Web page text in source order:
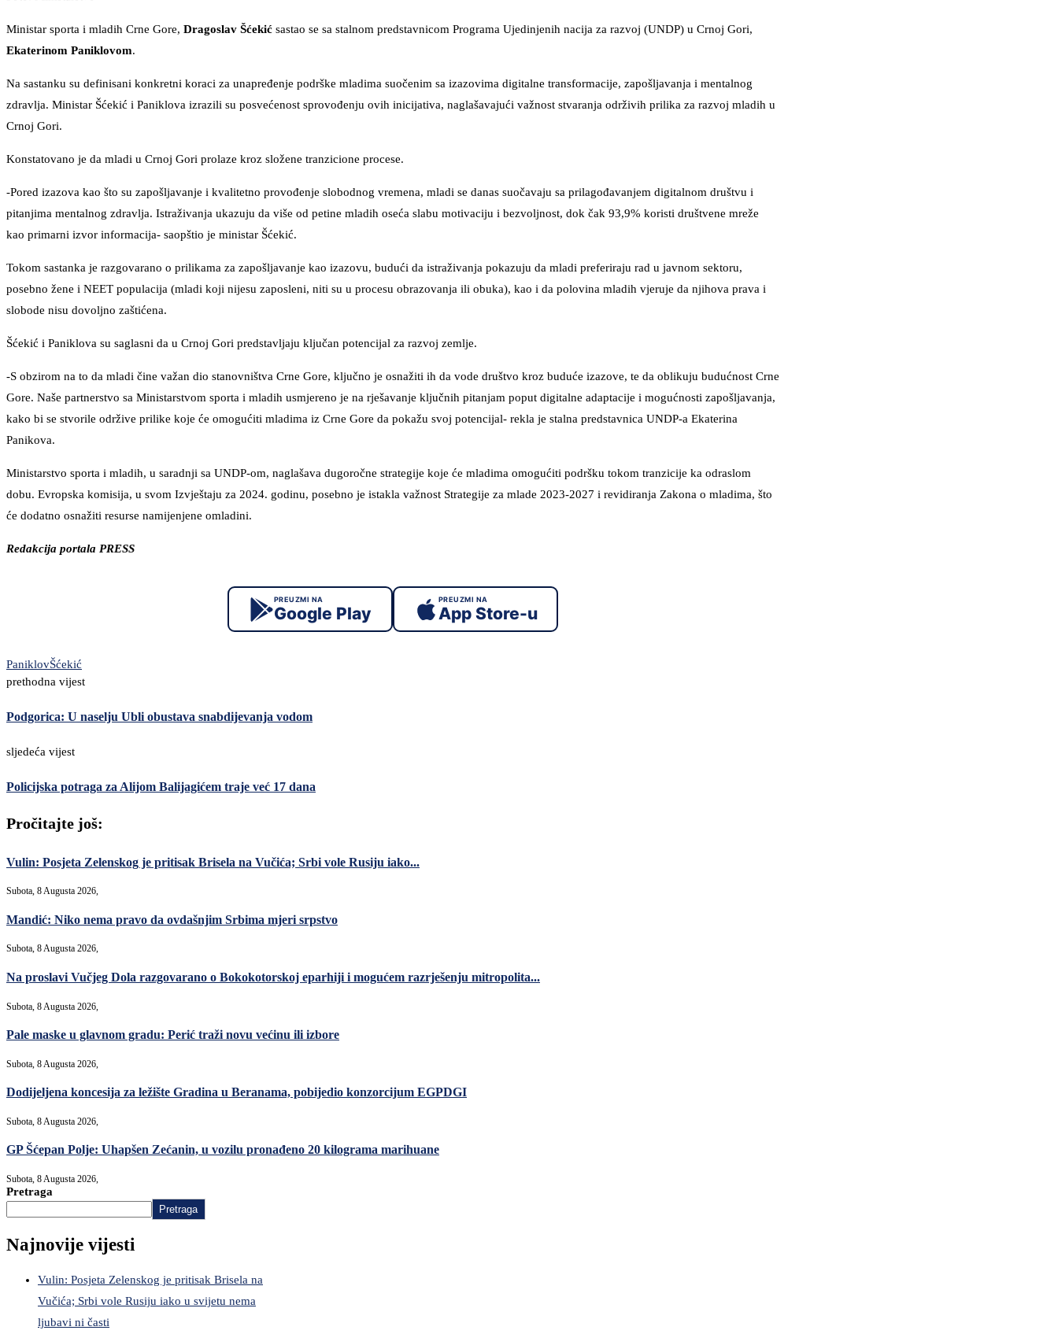
Ministar sporta i mladih Crne Gore, Dragoslav Šćekić sastao se sa stalnom predstavnicom Programa Ujedinjenih nacija za razvoj (UNDP) u Crnoj Gori,
Ekaterinom Paniklovom.
Na sastanku su definisani konkretni koraci za unapređenje podrške mladima suočenim sa izazovima digitalne transformacije, zapošljavanja i mentalnog
zdravlja. Ministar Šćekić i Paniklova izrazili su posvećenost sprovođenju ovih inicijativa, naglašavajući važnost stvaranja održivih prilika za razvoj mladih u
Crnoj Gori.
Konstatovano je da mladi u Crnoj Gori prolaze kroz složene tranzicione procese.
-Pored izazova kao što su zapošljavanje i kvalitetno provođenje slobodnog vremena, mladi se danas suočavaju sa prilagođavanjem digitalnom društvu i
pitanjima mentalnog zdravlja. Istraživanja ukazuju da više od petine mladih oseća slabu motivaciju i bezvoljnost, dok čak 93,9% koristi društvene mreže
kao primarni izvor informacija- saopštio je ministar Šćekić.
Tokom sastanka je razgovarano o prilikama za zapošljavanje kao izazovu, budući da istraživanja pokazuju da mladi preferiraju rad u javnom sektoru,
posebno žene i NEET populacija (mladi koji nijesu zaposleni, niti su u procesu obrazovanja ili obuka), kao i da polovina mladih vjeruje da njihova prava i
slobode nisu dovoljno zaštićena.
Šćekić i Paniklova su saglasni da u Crnoj Gori predstavljaju ključan potencijal za razvoj zemlje.
-S obzirom na to da mladi čine važan dio stanovništva Crne Gore, ključno je osnažiti ih da vode društvo kroz buduće izazove, te da oblikuju budućnost Crne
Gore. Naše partnerstvo sa Ministarstvom sporta i mladih usmjereno je na rješavanje ključnih pitanjam poput digitalne adaptacije i mogućnosti zapošljavanja,
kako bi se stvorile održive prilike koje će omogućiti mladima iz Crne Gore da pokažu svoj potencijal- rekla je stalna predstavnica UNDP-a Ekaterina
Panikova.
Ministarstvo sporta i mladih, u saradnji sa UNDP-om, naglašava dugoročne strategije koje će mladima omogućiti podršku tokom tranzicije ka odraslom
dobu. Evropska komisija, u svom Izvještaju za 2024. godinu, posebno je istakla važnost Strategije za mlade 2023-2027 i revidiranja Zakona o mladima, što
će dodatno osnažiti resurse namijenjene omladini.
Redakcija portala PRESS
PREUZMI NA
Google Play
PREUZMI NA
App Store-u
PaniklovŠćekić
prethodna vijest
Podgorica: U naselju Ubli obustava snabdijevanja vodom
sljedeća vijest
Policijska potraga za Alijom Balijagićem traje već 17 dana
Pročitajte još:
Vulin: Posjeta Zelenskog je pritisak Brisela na Vučića; Srbi vole Rusiju iako...
Subota, 8 Augusta 2026,
Mandić: Niko nema pravo da ovdašnjim Srbima mjeri srpstvo
Subota, 8 Augusta 2026,
Na proslavi Vučjeg Dola razgovarano o Bokokotorskoj eparhiji i mogućem razrješenju mitropolita...
Subota, 8 Augusta 2026,
Pale maske u glavnom gradu: Perić traži novu većinu ili izbore
Subota, 8 Augusta 2026,
Dodijeljena koncesija za ležište Gradina u Beranama, pobijedio konzorcijum EGPDGI
Subota, 8 Augusta 2026,
GP Šćepan Polje: Uhapšen Zećanin, u vozilu pronađeno 20 kilograma marihuane
Subota, 8 Augusta 2026,
Pretraga
Pretraga
Najnovije vijesti
Vulin: Posjeta Zelenskog je pritisak Brisela na
Vučića; Srbi vole Rusiju iako u svijetu nema
ljubavi ni časti